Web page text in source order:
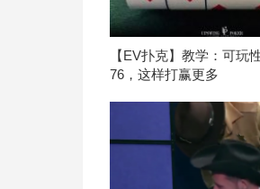
【EV扑克】教学：可玩
76，这样打赢更多